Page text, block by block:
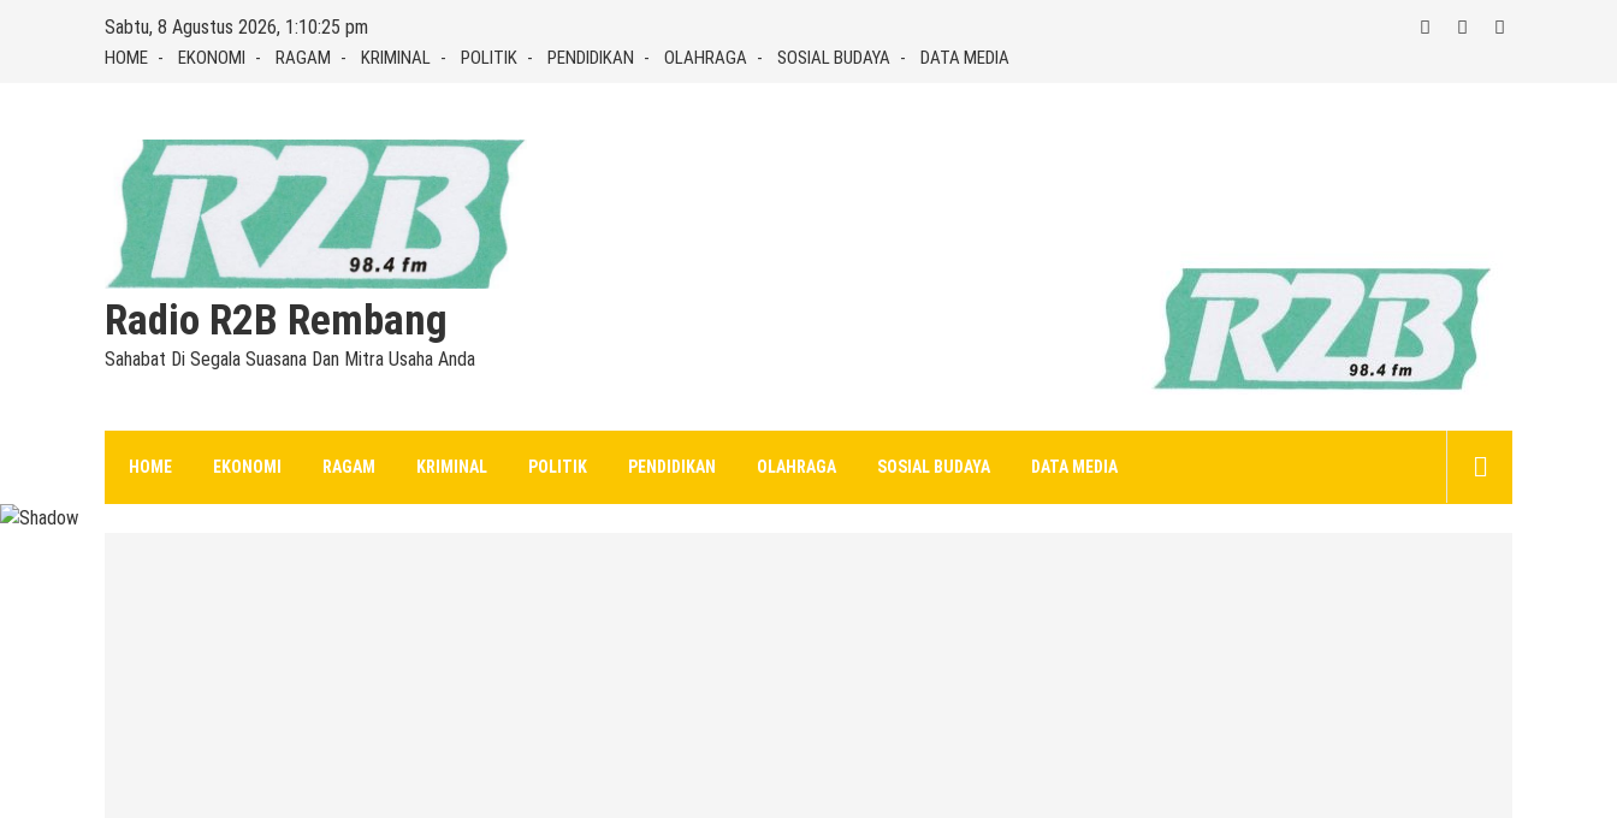
Sabtu, 8 Agustus 2026, 1:10:25 pm
HOME EKONOMI RAGAM KRIMINAL POLITIK PENDIDIKAN OLAHRAGA SOSIAL BUDAYA DATA MEDIA
Radio R2B Rembang
Sahabat Di Segala Suasana Dan Mitra Usaha Anda
HOME EKONOMI RAGAM KRIMINAL POLITIK PENDIDIKAN OLAHRAGA SOSIAL BUDAYA DATA MEDIA